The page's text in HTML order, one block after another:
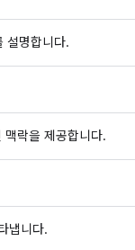
설명합니다.
락을 제공합니다.
냅니다.